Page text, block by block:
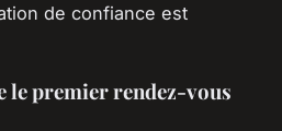
de confiance est
le premier rendez-vous